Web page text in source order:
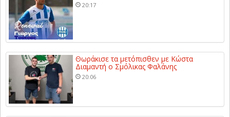
20:17
Θωράκισε τα μετόπισθεν με Κώστα
Διαμαντή ο Σμόλικας Φαλάνης
20:06